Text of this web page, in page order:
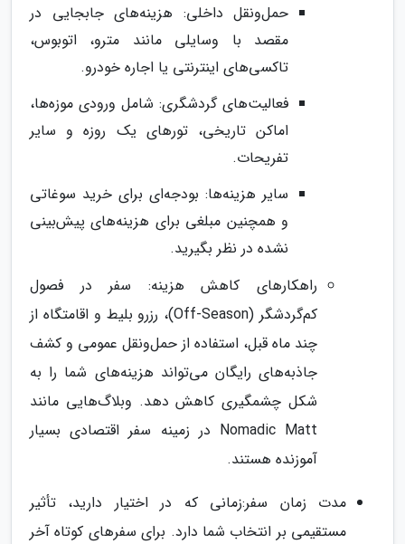
حمل‌ونقل داخلی: هزینه‌های جابجایی در
مقصد با وسایلی مانند مترو، اتوبوس،
تاکسی‌های اینترنتی یا اجاره خودرو.
فعالیت‌های گردشگری: شامل ورودی موزه‌ها،
اماکن تاریخی، تورهای یک روزه و سایر
تفریحات.
سایر هزینه‌ها: بودجه‌ای برای خرید سوغاتی
و همچنین مبلغی برای هزینه‌های پیش‌بینی
نشده در نظر بگیرید.
راهکارهای کاهش هزینه: سفر در فصول
کم‌گردشگر (Off-Season)، رزرو بلیط و اقامتگاه از
چند ماه قبل، استفاده از حمل‌ونقل عمومی و کشف
جاذبه‌های رایگان می‌تواند هزینه‌های شما را به
شکل چشمگیری کاهش دهد. وبلاگ‌هایی مانند
Nomadic Matt در زمینه سفر اقتصادی بسیار
آموزنده هستند.
مدت زمان سفر:زمانی که در اختیار دارید، تأثیر
مستقیمی بر انتخاب شما دارد. برای سفرهای کوتاه آخر